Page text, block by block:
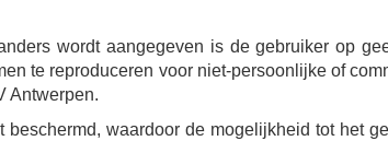
wordt aangegeven is de gebruiker op
te reproduceren voor niet-persoonlijke of
Antwerpen.
waardoor de mogelijkheid tot het